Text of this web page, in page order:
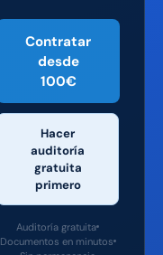
Contratar
desde
100€
Hacer
auditoría
gratuita
primero
Auditoría gratuita
Documentos en minutos